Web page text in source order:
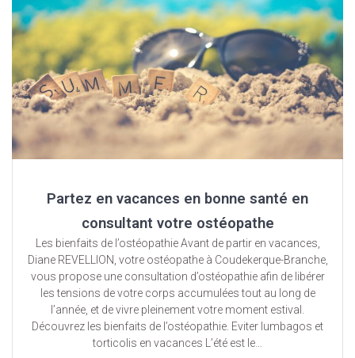
Partez en vacances en bonne santé en
consultant votre ostéopathe
Les bienfaits de l’ostéopathie Avant de partir en vacances,
Diane REVELLION, votre ostéopathe à Coudekerque-Branche,
vous propose une consultation d’ostéopathie afin de libérer
les tensions de votre corps accumulées tout au long de
l’année, et de vivre pleinement votre moment estival.
Découvrez les bienfaits de l’ostéopathie. Eviter lumbagos et
torticolis en vacances L’été est le…